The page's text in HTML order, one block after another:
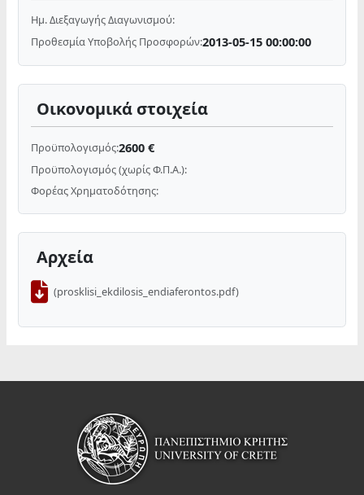
Ημ. Διεξαγωγής Διαγωνισμού:
Προθεσμία Υποβολής Προσφορών:2013-05-15 00:00:00
Οικονομικά στοιχεία
Προϋπολογισμός:2600 €
Προϋπολογισμός (χωρίς Φ.Π.Α.):
Φορέας Χρηματοδότησης:
Αρχεία
(prosklisi_ekdilosis_endiaferontos.pdf)